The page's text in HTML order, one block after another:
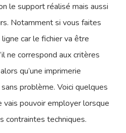
le support réalisé mais aussi
Notamment si vous faites
car le fichier va être
ne correspond aux critères
qu’une imprimerie
problème. Voici quelques
pouvoir employer lorsque
contraintes techniques.